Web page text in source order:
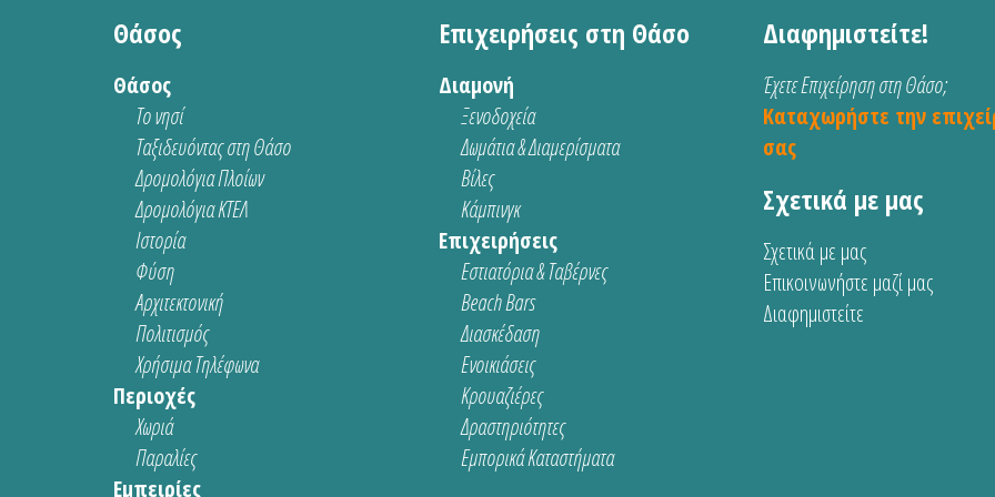
Θάσος
Θάσος
Το νησί
Ταξιδευόντας στη Θάσο
Δρομολόγια Πλοίων
Δρομολόγια ΚΤΕΛ
Ιστορία
Φύση
Αρχιτεκτονική
Πολιτισμός
Χρήσιμα Τηλέφωνα
Περιοχές
Χωριά
Παραλίες
Εμπειρίες
Επιχειρήσεις στη Θάσο
Διαμονή
Ξενοδοχεία
Δωμάτια & Διαμερίσματα
Βίλες
Κάμπινγκ
Επιχειρήσεις
Εστιατόρια & Ταβέρνες
Beach Bars
Διασκέδαση
Ενοικιάσεις
Κρουαζιέρες
Δραστηριότητες
Εμπορικά Καταστήματα
Διαφημιστείτε!
Έχετε Επιχείρηση στη Θάσο;
Καταχωρήστε την
σας
Σχετικά με μας
Σχετικά με μας
Επικοινωνήστε μαζί μας
Διαφημιστείτε